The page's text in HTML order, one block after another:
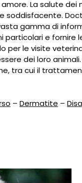
La salute dei
soddisfacente.
gamma di
particolari e fornire
per le visite
dei loro
tra cui il
– Dermatite –